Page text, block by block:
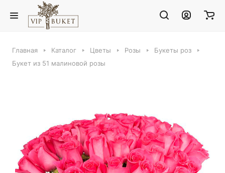
Главная Каталог Цветы Розы
Букеты роз
Букет из 51 малиновой розы